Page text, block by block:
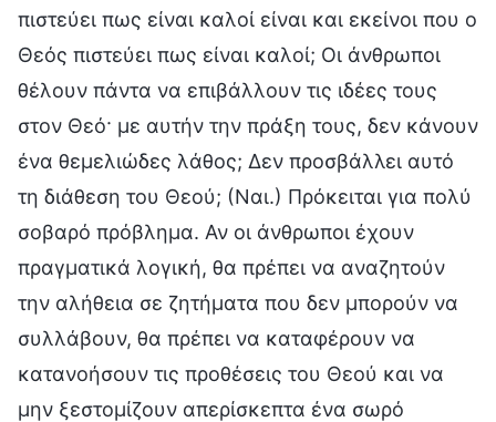
πιστεύει πως είναι καλοί είναι και εκείνοι που ο
Θεός πιστεύει πως είναι καλοί; Οι άνθρωποι
θέλουν πάντα να επιβάλλουν τις ιδέες τους
στον Θεό· με αυτήν την πράξη τους, δεν κάνουν
ένα θεμελιώδες λάθος; Δεν προσβάλλει αυτό
τη διάθεση του Θεού; (Ναι.) Πρόκειται για πολύ
σοβαρό πρόβλημα. Αν οι άνθρωποι έχουν
πραγματικά λογική, θα πρέπει να αναζητούν
την αλήθεια σε ζητήματα που δεν μπορούν να
συλλάβουν, θα πρέπει να καταφέρουν να
κατανοήσουν τις προθέσεις του Θεού και να
μην ξεστομίζουν απερίσκεπτα ένα σωρό